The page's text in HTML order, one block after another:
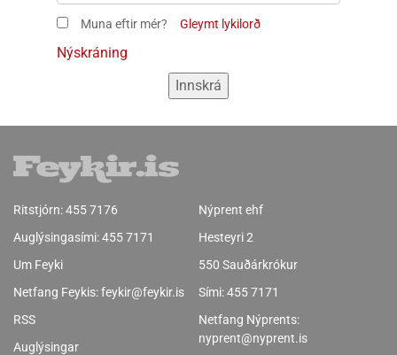
Muna eftir mér? Gleymt lykilorð
Nýskráning
Ritstjórn:455 7176
Auglýsingasími:455 7171
Um Feyki
Netfang Feykis:feykir@feykir.is
RSS
Auglýsingar
Nýprent ehf
Hesteyri 2
550 Sauðárkrókur
Sími:455 7171
Netfang Nýprents:
nyprent@nyprent.is